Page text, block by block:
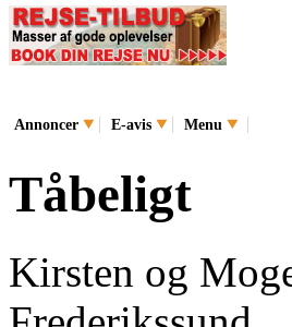
Annoncer E-avis Menu
Tåbeligt
Kirsten og